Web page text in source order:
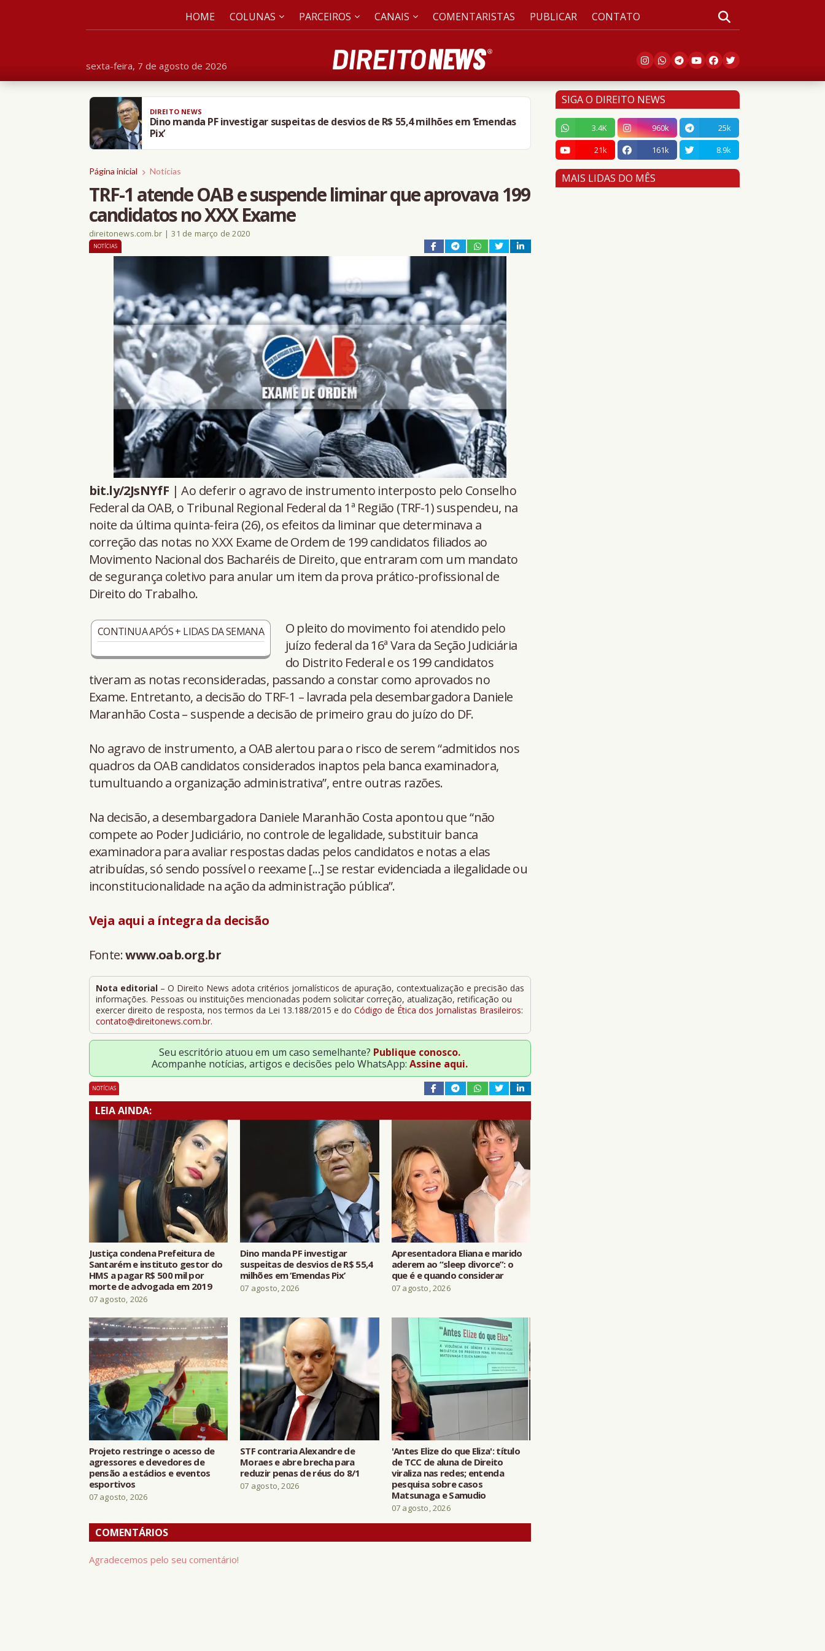
sexta-feira, 7 de agosto de 2026
HOME COLUNAS PARCEIROS CANAIS COMENTARISTAS PUBLICAR CONTATO
DIREITO NEWS
Dino manda PF investigar suspeitas de desvios de R$ 55,4 milhões em ‘Emendas
Pix’
Página inicial Notícias
TRF-1 atende OAB e suspende liminar que aprovava 199
candidatos no XXX Exame
direitonews.com.br | 31 de março de 2020
NOTÍCIAS
bit.ly/2JsNYfF | Ao deferir o agravo de instrumento interposto pelo Conselho
Federal da OAB, o Tribunal Regional Federal da 1ª Região (TRF-1) suspendeu, na
noite da última quinta-feira (26), os efeitos da liminar que determinava a
correção das notas no XXX Exame de Ordem de 199 candidatos filiados ao
Movimento Nacional dos Bacharéis de Direito, que entraram com um mandato
de segurança coletivo para anular um item da prova prático-profissional de
Direito do Trabalho.
CONTINUA APÓS + LIDAS DA SEMANA
O pleito do movimento foi atendido pelo
juízo federal da 16ª Vara da Seção Judiciária
do Distrito Federal e os 199 candidatos
tiveram as notas reconsideradas, passando a constar como aprovados no
Exame. Entretanto, a decisão do TRF-1 – lavrada pela desembargadora Daniele
Maranhão Costa – suspende a decisão de primeiro grau do juízo do DF.
No agravo de instrumento, a OAB alertou para o risco de serem “admitidos nos
quadros da OAB candidatos considerados inaptos pela banca examinadora,
tumultuando a organização administrativa”, entre outras razões.
Na decisão, a desembargadora Daniele Maranhão Costa apontou que “não
compete ao Poder Judiciário, no controle de legalidade, substituir banca
examinadora para avaliar respostas dadas pelos candidatos e notas a elas
atribuídas, só sendo possível o reexame [...] se restar evidenciada a ilegalidade ou
inconstitucionalidade na ação da administração pública”.
Veja aqui a íntegra da decisão
Fonte:www.oab.org.br
Nota editorial– O Direito News adota critérios jornalísticos de apuração, contextualização e precisão das
informações. Pessoas ou instituições mencionadas podem solicitar correção, atualização, retificação ou
exercer direito de resposta, nos termos da Lei 13.188/2015 e do Código de Ética dos Jornalistas Brasileiros:
contato@direitonews.com.br.
Seu escritório atuou em um caso semelhante? Publique conosco.
Acompanhe notícias, artigos e decisões pelo WhatsApp: Assine aqui.
NOTÍCIAS
LEIA AINDA:
Justiça condena Prefeitura de
Santarém e instituto gestor do
HMS a pagar R$ 500 mil por
morte de advogada em 2019
07 agosto, 2026
Dino manda PF investigar
suspeitas de desvios de R$ 55,4
milhões em ‘Emendas Pix’
07 agosto, 2026
Apresentadora Eliana e marido
aderem ao “sleep divorce”: o
que é e quando considerar
07 agosto, 2026
Projeto restringe o acesso de
agressores e devedores de
pensão a estádios e eventos
esportivos
07 agosto, 2026
STF contraria Alexandre de
Moraes e abre brecha para
reduzir penas de réus do 8/1
07 agosto, 2026
'Antes Elize do que Eliza': título
de TCC de aluna de Direito
viraliza nas redes; entenda
pesquisa sobre casos
Matsunaga e Samudio
07 agosto, 2026
COMENTÁRIOS
Agradecemos pelo seu comentário!
SIGA O DIREITO NEWS
3.4K 960k
25k
21k
161k 8.9k
MAIS LIDAS DO MÊS